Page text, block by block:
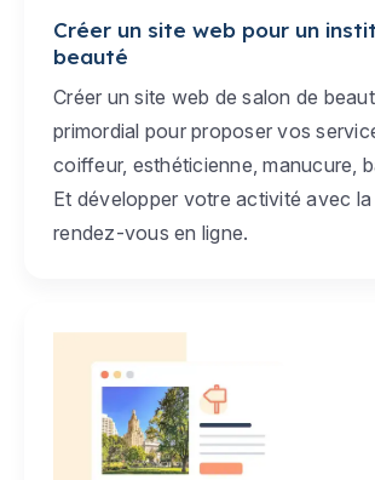
Créer un site web pour un
beauté
Créer un site web de salon de
primordial pour proposer vos
coiffeur, esthéticienne, manucure,
Et développer votre activité avec la
rendez-vous en ligne.